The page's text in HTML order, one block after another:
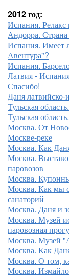
2012 год:
Испания. Релакс
Андорра.
Испания. Имеет
Авентура"?
Испания.
Латвия -
Спасибо!
Даня латвийско-
Тульская
Тульская
Москва. От
Москве-реке
Москва. Как
Москва.
паровозов
Москва.
Москва. Как мы
санаторий
Москва. Даня и
Москва. Музей
паровозная
Москва. Музей
Москва. Как
Москва. О том,
Москва.